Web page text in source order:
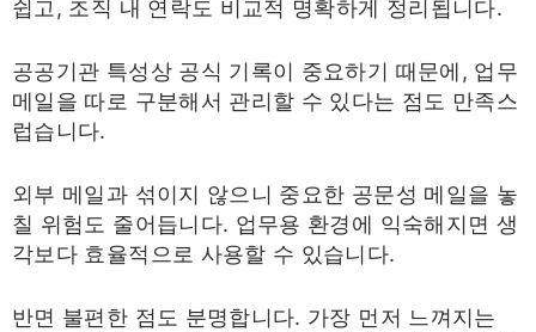
쉽고, 조직 내 연락도 비교적 명확하게 정리됩니다.
공공기관 특성상 공식 기록이 중요하기 때문에, 업무
메일을 따로 구분해서 관리할 수 있다는 점도 만족스
럽습니다.
외부 메일과 섞이지 않으니 중요한 공문성 메일을 놓
칠 위험도 줄어듭니다. 업무용 환경에 익숙해지면 생
각보다 효율적으로 사용할 수 있습니다.
반면 불편한 점도 분명합니다. 가장 먼저 느껴지는